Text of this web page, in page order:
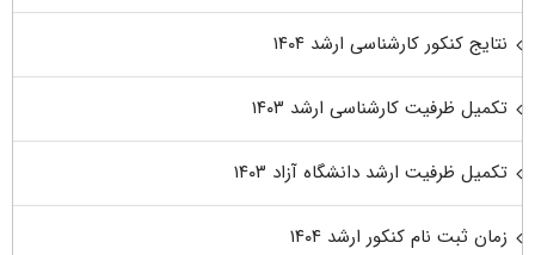
نتایج کنکور کارشناسی ارشد ۱۴۰۴
تکمیل ظرفیت کارشناسی ارشد ۱۴۰۳
تکمیل ظرفیت ارشد دانشگاه آزاد ۱۴۰۳
زمان ثبت نام کنکور ارشد ۱۴۰۴